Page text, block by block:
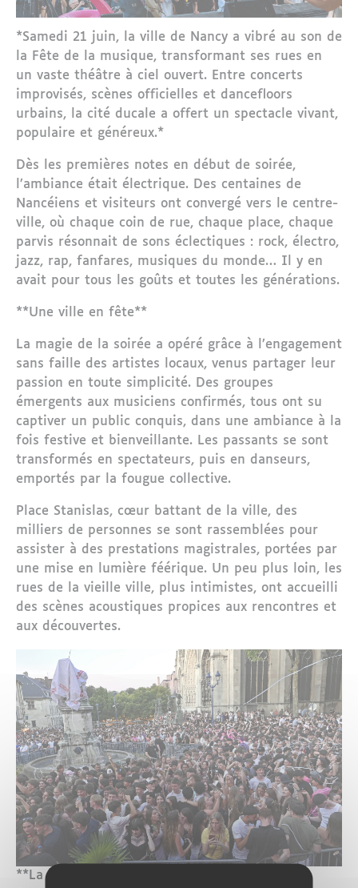
*Samedi 21 juin, la ville de Nancy a vibré au son de
la Fête de la musique, transformant ses rues en
un vaste théâtre à ciel ouvert. Entre concerts
improvisés, scènes officielles et dancefloors
urbains, la cité ducale a offert un spectacle vivant,
populaire et généreux.*
Dès les premières notes en début de soirée,
l’ambiance était électrique. Des centaines de
Nancéiens et visiteurs ont convergé vers le centre-
ville, où chaque coin de rue, chaque place, chaque
parvis résonnait de sons éclectiques : rock, électro,
jazz, rap, fanfares, musiques du monde… Il y en
avait pour tous les goûts et toutes les générations.
**Une ville en fête**
La magie de la soirée a opéré grâce à l’engagement
sans faille des artistes locaux, venus partager leur
passion en toute simplicité. Des groupes
émergents aux musiciens confirmés, tous ont su
captiver un public conquis, dans une ambiance à la
fois festive et bienveillante. Les passants se sont
transformés en spectateurs, puis en danseurs,
emportés par la fougue collective.
Place Stanislas, cœur battant de la ville, des
milliers de personnes se sont rassemblées pour
assister à des prestations magistrales, portées par
une mise en lumière féérique. Un peu plus loin, les
rues de la vieille ville, plus intimistes, ont accueilli
des scènes acoustiques propices aux rencontres et
aux découvertes.
**La jeunesse musicale à l’honneur au